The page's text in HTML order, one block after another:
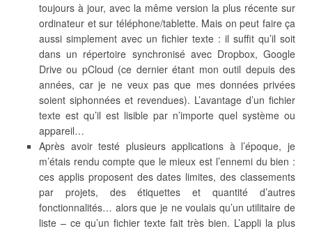
toujours à jour, avec la même version la plus récente sur
ordinateur et sur téléphone/tablette. Mais on peut faire ça
aussi simplement avec un fichier texte : il suffit qu’il soit
dans un répertoire synchronisé avec Dropbox, Google
Drive ou pCloud (ce dernier étant mon outil depuis des
années, car je ne veux pas que mes données privées
soient siphonnées et revendues). L’avantage d’un fichier
texte est qu’il est lisible par n’importe quel système ou
appareil…
Après avoir testé plusieurs applications à l’époque, je
m’étais rendu compte que le mieux est l’ennemi du bien :
ces applis proposent des dates limites, des classements
par projets, des étiquettes et quantité d’autres
fonctionnalités… alors que je ne voulais qu’un utilitaire de
liste – ce qu’un fichier texte fait très bien. L’appli la plus